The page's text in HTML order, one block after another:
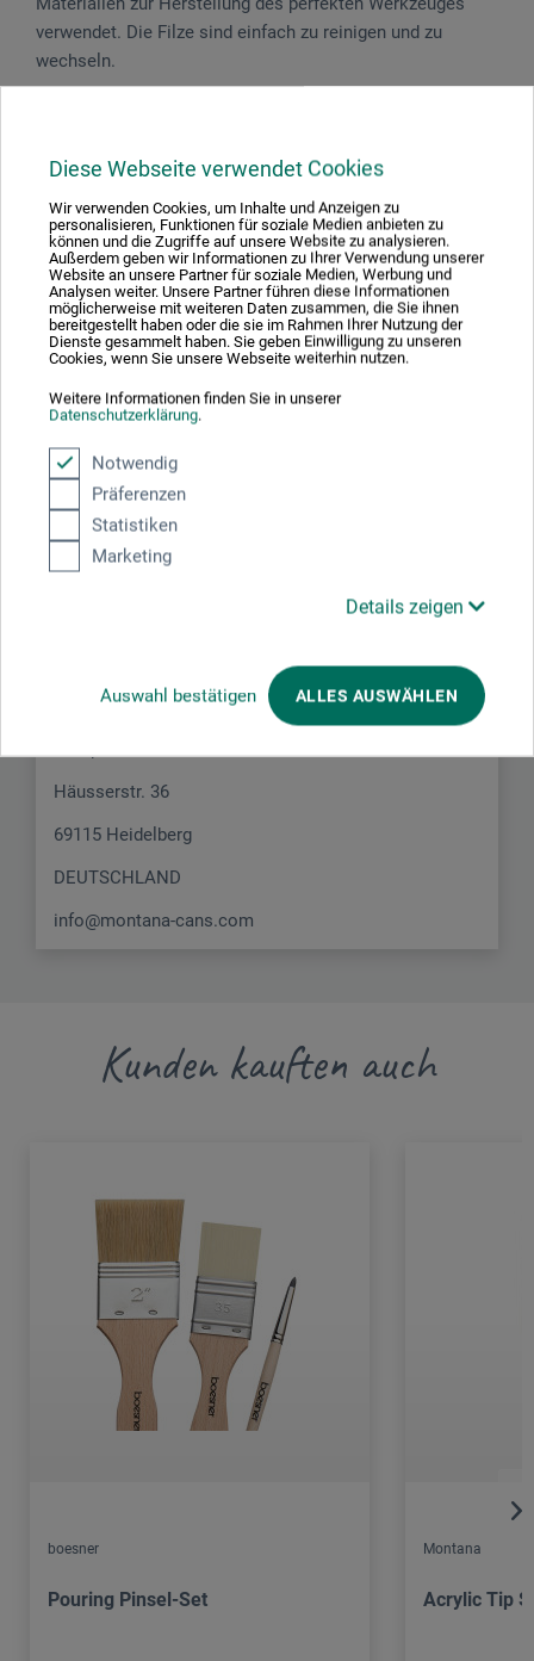
Diese Webseite verwendet Cookies
Wir verwenden Cookies, um Inhalte und Anzeigen zu
personalisieren, Funktionen für soziale Medien anbieten zu
können und die Zugriffe auf unsere Website zu analysieren.
Außerdem geben wir Informationen zu Ihrer Verwendung unserer
Website an unsere Partner für soziale Medien, Werbung und
Analysen weiter. Unsere Partner führen diese Informationen
möglicherweise mit weiteren Daten zusammen, die Sie ihnen
bereitgestellt haben oder die sie im Rahmen Ihrer Nutzung der
Dienste gesammelt haben. Sie geben Einwilligung zu unseren
Cookies, wenn Sie unsere Webseite weiterhin nutzen.
Weitere Informationen finden Sie in unserer
Datenschutzerklärung.
Notwendig
Präferenzen
Statistiken
Marketing
Details zeigen
Auswahl bestätigen ALLES AUSWÄHLEN
verwendet. Die Filze sind einfach zu reinigen und zu
wechseln.
Produktbewertungen (0)
Schreiben Sie die erste Bewertung zu diesem Produkt
JETZT PRODUKT BEWERTEN
Hersteller-Kontakt
diesem Produkt.
Häusserstr. 36
69115 Heidelberg
DEUTSCHLAND
info@montana-cans.com
Kunden kauften auch
boesner
Pouring Pinsel-Set
Montana
Acrylic Tip